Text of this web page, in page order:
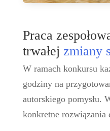
Praca
trwałej zmiany
W ramach konkursu
godziny na
autorskiego pomysłu.
konkretne rozwiązania